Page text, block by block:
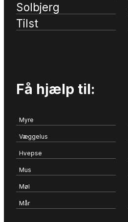
Solbjerg
Tilst
Få hjælp til:
Myre
Væggelus
Hvepse
Mus
Møl
Mår